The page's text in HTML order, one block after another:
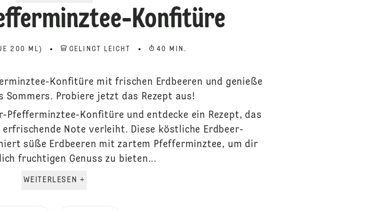
Konfitüre
200 ML) GELINGT LEICHT 40 MIN.
Konfitüre mit frischen Erdbeeren und genieße
Sommers. Probiere jetzt das Rezept aus!
Pfefferminztee-Konfitüre und entdecke ein Rezept, das
Note verleiht. Diese köstliche Erdbeer-
süße Erdbeeren mit zartem Pfefferminztee, um dir
fruchtigen Genuss zu bieten...
WEITERLESEN +